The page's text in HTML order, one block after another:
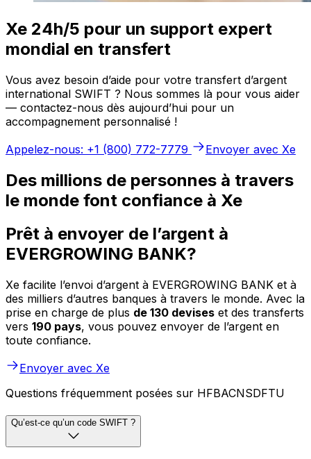
Xe 24h/5 pour un support expert
mondial en transfert
Vous avez besoin d’aide pour votre transfert d’argent
international SWIFT ? Nous sommes là pour vous aider
— contactez-nous dès aujourd’hui pour un
accompagnement personnalisé !
Appelez-nous: +1 (800) 772-7779
Envoyer avec Xe
Des millions de personnes à travers
le monde font confiance à Xe
Prêt à envoyer de l’argent à
EVERGROWING BANK?
Xe facilite l’envoi d’argent à EVERGROWING BANK et à
des milliers d’autres banques à travers le monde. Avec la
prise en charge de plus de 130 devises et des transferts
vers 190 pays, vous pouvez envoyer de l’argent en
toute confiance.
Envoyer avec Xe
Questions fréquemment posées sur HFBACNSDFTU
Qu’est-ce qu’un code SWIFT ?